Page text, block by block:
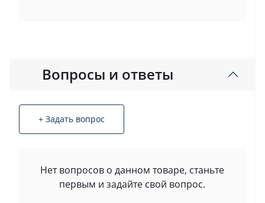
Вопросы и ответы
+ Задать вопрос
Нет вопросов о данном товаре, станьте
первым и задайте свой вопрос.